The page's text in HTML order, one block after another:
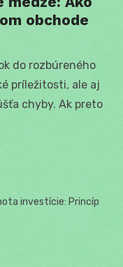
obchode
do rozbúreného
príležitosti, ale aj
chyby. Ak preto
investície: Princíp